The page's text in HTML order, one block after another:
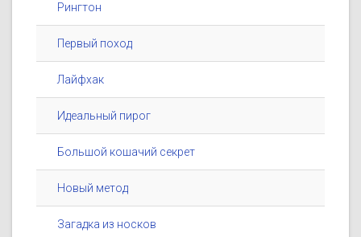
Рингтон
Первый поход
Лайфхак
Идеальный пирог
Большой кошачий секрет
Новый метод
Загадка из носков